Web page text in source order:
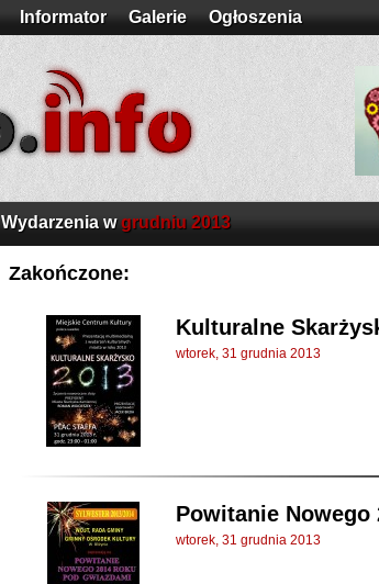
Informator Galerie Ogłoszenia
Wydarzenia wgrudniu 2013
Zakończone:
Kulturalne
wtorek, 31 grudnia 2013
Powitanie Nowego
wtorek, 31 grudnia 2013